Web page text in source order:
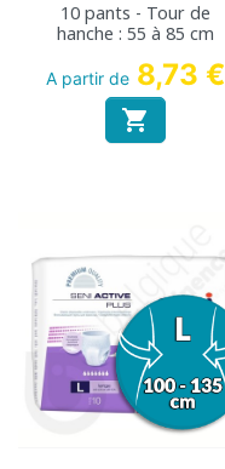
10 pants - Tour de
hanche : 55 à 85 cm
A partir de 8,73 €
